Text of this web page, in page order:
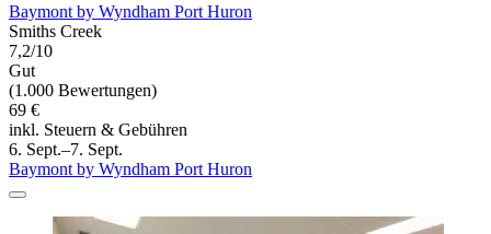
Baymont by Wyndham Port Huron
Smiths Creek
7,2/10
Gut
(1.000 Bewertungen)
69 €
inkl. Steuern & Gebühren
6. Sept.–7. Sept.
Baymont by Wyndham Port Huron